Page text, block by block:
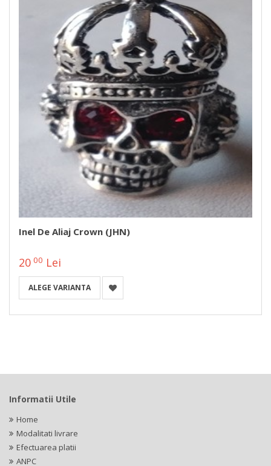
Inel De Aliaj Crown (JHN)
20 00 Lei
ALEGE VARIANTA
Informatii Utile
Home
Modalitati livrare
Efectuarea platii
ANPC